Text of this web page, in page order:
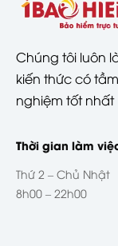
Chúng tôi luôn
kiến thức có
nghiệm tốt nhất
Thời gian làm
Thứ 2 – Chủ Nhật
8h00 – 22h00